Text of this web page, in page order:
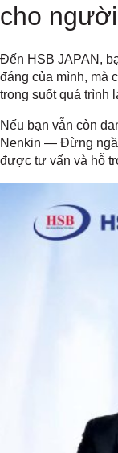
cho
Đến HSB JAPAN,
đáng của mình, mà
trong suốt quá trình
Nếu bạn vẫn còn
Nenkin — Đừng
được tư vấn và hỗ